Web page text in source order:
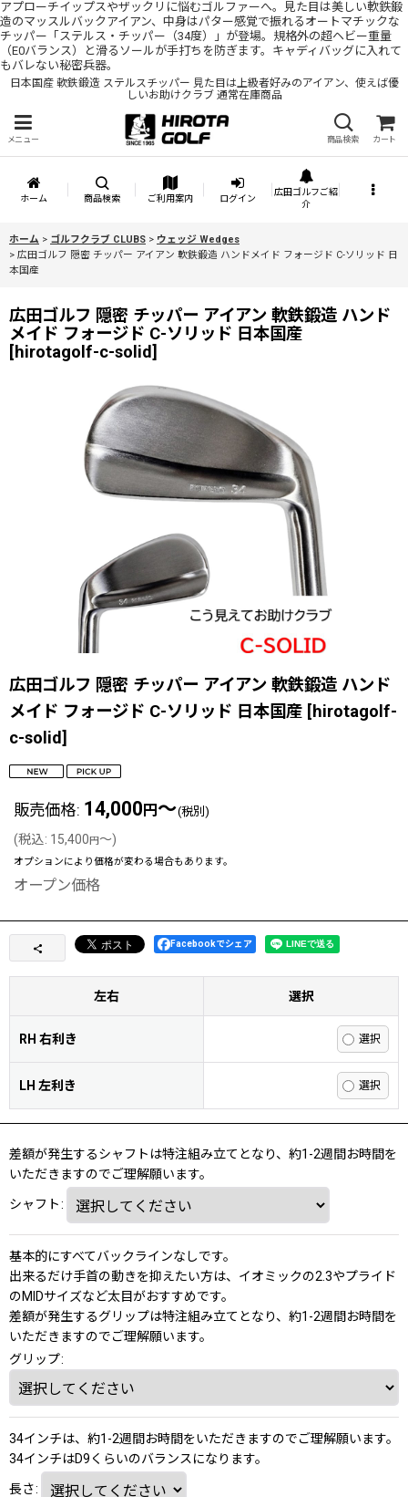
アプローチイップスやザックリに悩むゴルファーへ。見た目は美しい軟鉄鍛
造のマッスルバックアイアン、中身はパター感覚で振れるオートマチックな
チッパー「ステルス・チッパー（34度）」が登場。規格外の超ヘビー重量
（E0バランス）と滑るソールが手打ちを防ぎます。キャディバッグに入れて
もバレない秘密兵器。
日本国産 軟鉄鍛造 ステルスチッパー 見た目は上級者好みのアイアン、使えば優
しいお助けクラブ 通常在庫商品
メニュー 商品検索 カート
ホーム 商品検索 ご利用案内 ログイン
広田ゴルフご紹
介
ホーム > ゴルフクラブ CLUBS > ウェッジ Wedges
> 広田ゴルフ 隠密 チッパー アイアン 軟鉄鍛造 ハンドメイド フォージド C-ソリッド 日
本国産
広田ゴルフ 隠密 チッパー アイアン 軟鉄鍛造 ハンド
メイド フォージド C-ソリッド 日本国産
[hirotagolf-c-solid]
広田ゴルフ 隠密 チッパー アイアン 軟鉄鍛造 ハンド
メイド フォージド C-ソリッド 日本国産 [hirotagolf-
c-solid]
販売価格: 14,000 円 ～(税別)
(税込: 15,400 円 ～)
オプションにより価格が変わる場合もあります。
オープン価格
Facebookでシェア
左右 選択
RH 右利き
LH 左利き
差額が発生するシャフトは特注組み立てとなり、約1-2週間お時間を
いただきますのでご理解願います。
シャフト:
基本的にすべてバックラインなしです。
出来るだけ手首の動きを抑えたい方は、イオミックの2.3やプライド
のMIDサイズなど太目がおすすめです。
差額が発生するグリップは特注組み立てとなり、約1-2週間お時間を
いただきますのでご理解願います。
グリップ:
34インチは、約1-2週間お時間をいただきますのでご理解願います。
34インチはD9くらいのバランスになります。
長さ: